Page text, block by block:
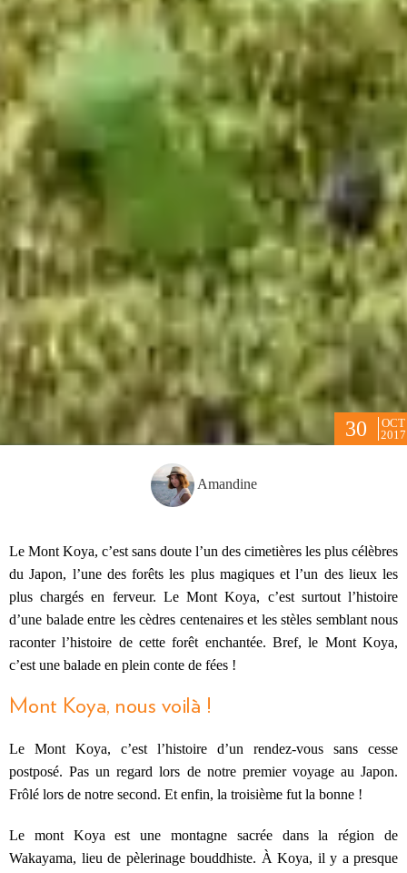
30
OCT
2017
Amandine
Le Mont Koya, c’est sans doute l’un des cimetières les plus célèbres
du Japon, l’une des forêts les plus magiques et l’un des lieux les
plus chargés en ferveur. Le Mont Koya, c’est surtout l’histoire
d’une balade entre les cèdres centenaires et les stèles semblant nous
raconter l’histoire de cette forêt enchantée. Bref, le Mont Koya,
c’est une balade en plein conte de fées !
Mont Koya, nous voilà !
Le Mont Koya, c’est l’histoire d’un rendez-vous sans cesse
postposé. Pas un regard lors de notre premier voyage au Japon.
Frôlé lors de notre second. Et enfin, la troisième fut la bonne !
Le mont Koya est une montagne sacrée dans la région de
Wakayama, lieu de pèlerinage bouddhiste. À Koya, il y a presque